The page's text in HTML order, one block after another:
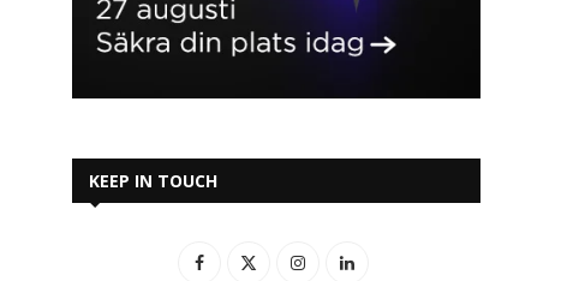
KEEP IN TOUCH